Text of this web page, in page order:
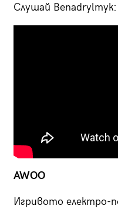
Слушай Benadrylтук:
AWOO
Игривото електро-